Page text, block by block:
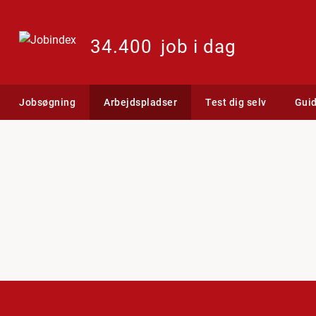
34.400 job i dag
Jobsøgning Arbejdspladser Test dig selv